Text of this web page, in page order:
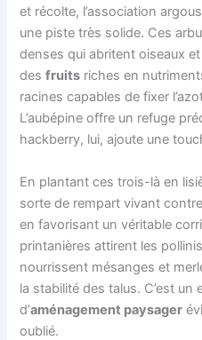
et récolte, l’association
une piste très solide. Ces
denses qui abritent oiseaux
desfruits riches en
racines capables de fixer
L’aubépine offre un refuge
hackberry, lui, ajoute une
En plantant ces trois-là en
sorte de rempart vivant
en favorisant un véritable
printanières attirent les
nourrissent mésanges et
la stabilité des talus. C’est un
d’aménagement paysager
oublié.